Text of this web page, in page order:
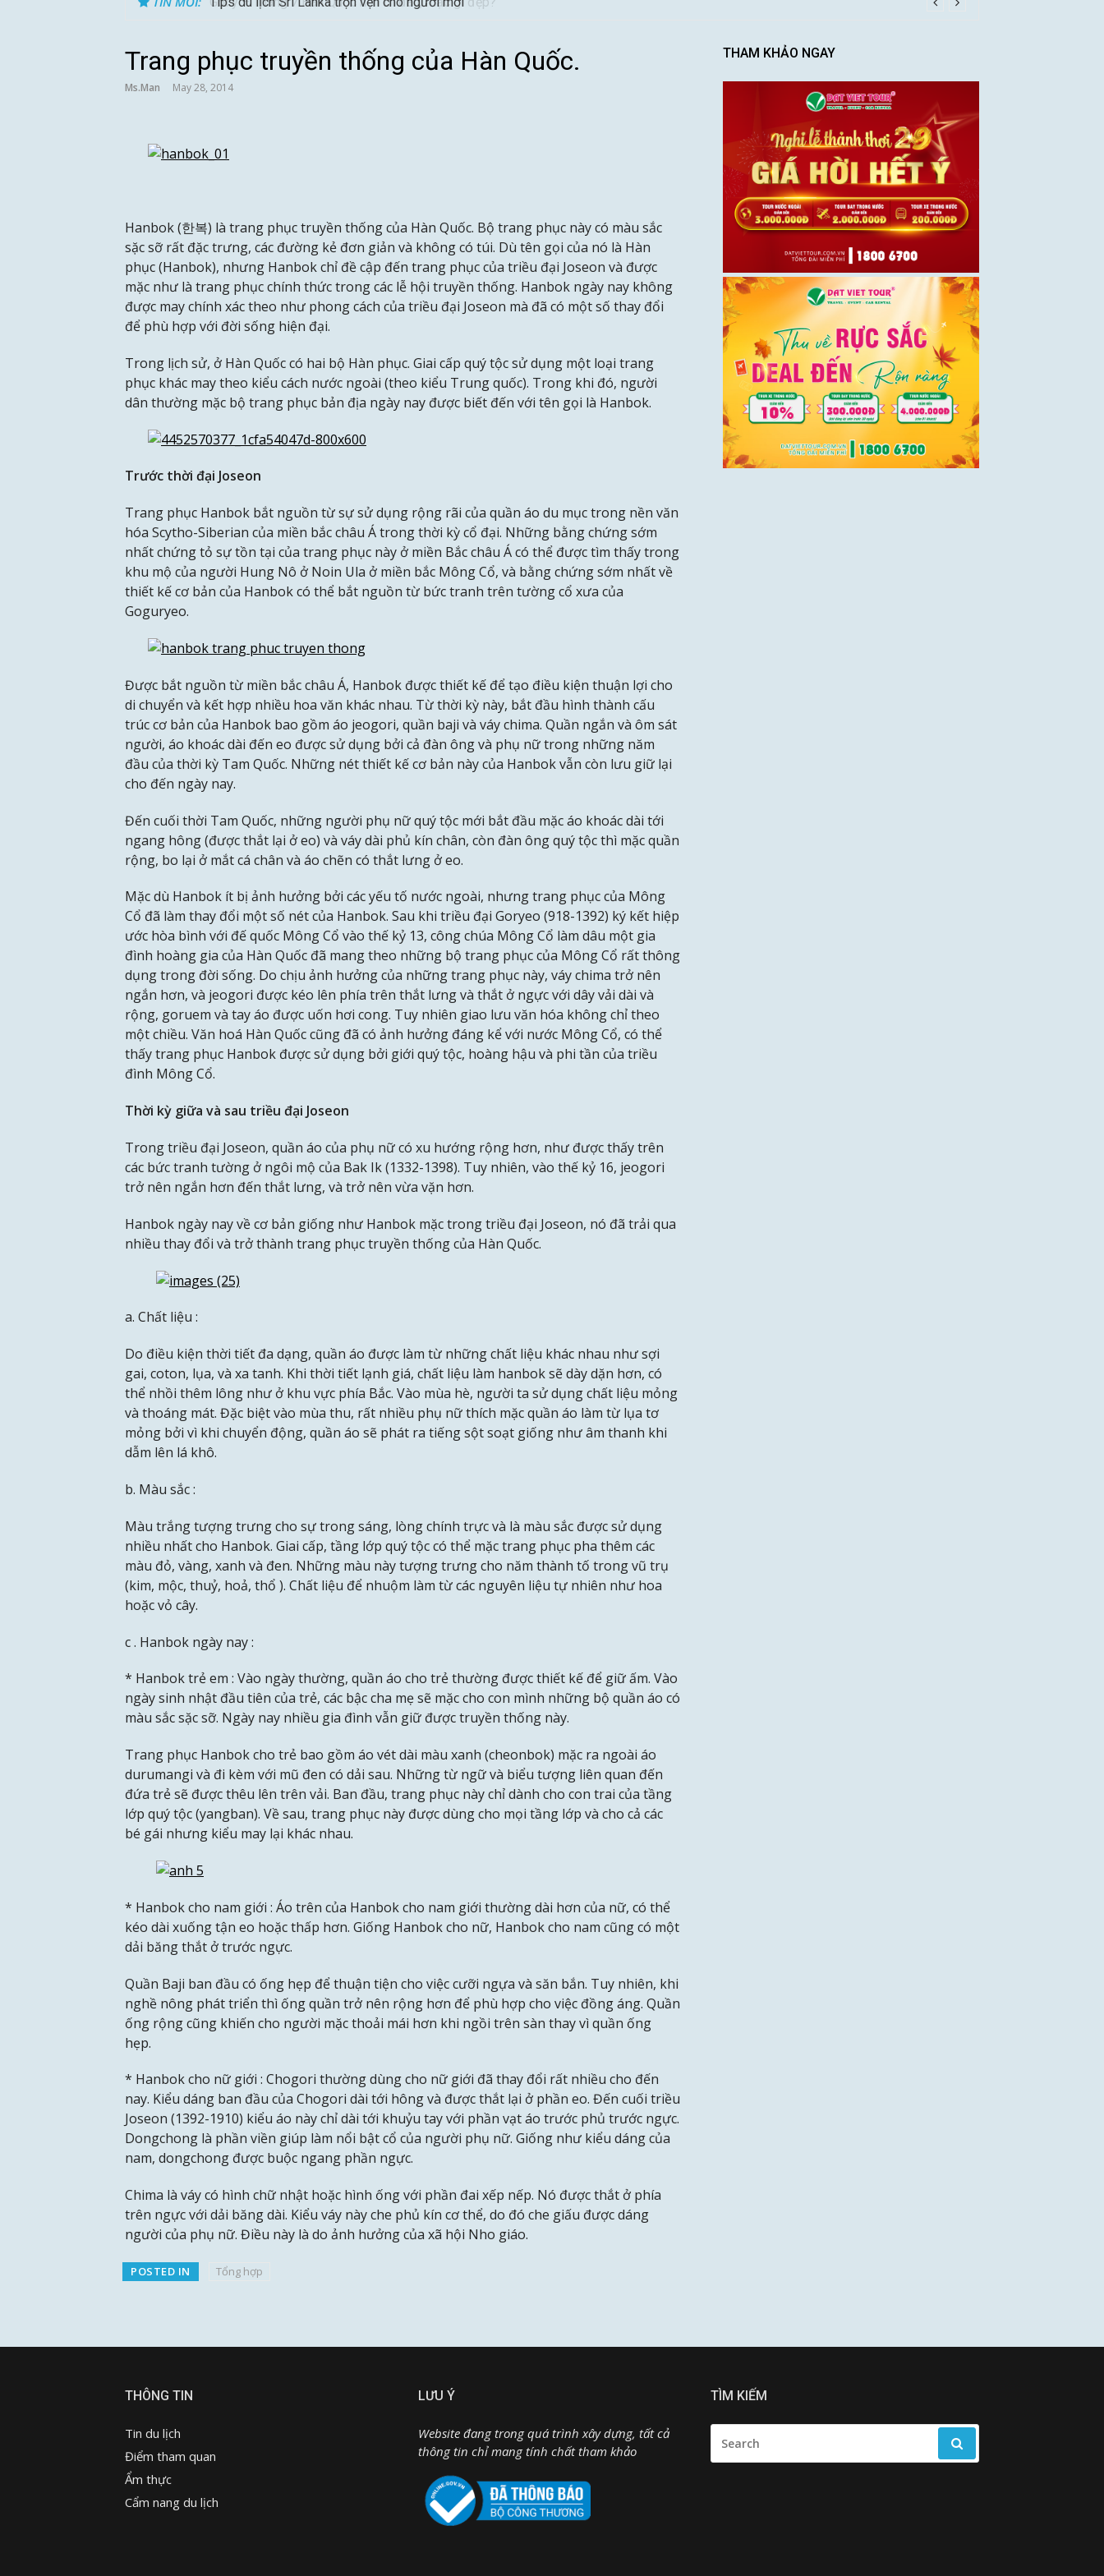
Trang phục truyền thống của Hàn Quốc.
Ms.Man May 28, 2014
Hanbok (한복) là trang phục truyền thống của Hàn Quốc. Bộ trang phục này có màu sắc
sặc sỡ rất đặc trưng, các đường kẻ đơn giản và không có túi. Dù tên gọi của nó là Hàn
phục (Hanbok), nhưng Hanbok chỉ đề cập đến trang phục của triều đại Joseon và được
mặc như là trang phục chính thức trong các lễ hội truyền thống. Hanbok ngày nay không
được may chính xác theo như phong cách của triều đại Joseon mà đã có một số thay đổi
để phù hợp với đời sống hiện đại.
Trong lịch sử, ở Hàn Quốc có hai bộ Hàn phục. Giai cấp quý tộc sử dụng một loại trang
phục khác may theo kiểu cách nước ngoài (theo kiểu Trung quốc). Trong khi đó, người
dân thường mặc bộ trang phục bản địa ngày nay được biết đến với tên gọi là Hanbok.
Trước thời đại Joseon
Trang phục Hanbok bắt nguồn từ sự sử dụng rộng rãi của quần áo du mục trong nền văn
hóa Scytho-Siberian của miền bắc châu Á trong thời kỳ cổ đại. Những bằng chứng sớm
nhất chứng tỏ sự tồn tại của trang phục này ở miền Bắc châu Á có thể được tìm thấy trong
khu mộ của người Hung Nô ở Noin Ula ở miền bắc Mông Cổ, và bằng chứng sớm nhất về
thiết kế cơ bản của Hanbok có thể bắt nguồn từ bức tranh trên tường cổ xưa của
Goguryeo.
Được bắt nguồn từ miền bắc châu Á, Hanbok được thiết kế để tạo điều kiện thuận lợi cho
di chuyển và kết hợp nhiều hoa văn khác nhau. Từ thời kỳ này, bắt đầu hình thành cấu
trúc cơ bản của Hanbok bao gồm áo jeogori, quần baji và váy chima. Quần ngắn và ôm sát
người, áo khoác dài đến eo được sử dụng bởi cả đàn ông và phụ nữ trong những năm
đầu của thời kỳ Tam Quốc. Những nét thiết kế cơ bản này của Hanbok vẫn còn lưu giữ lại
cho đến ngày nay.
Đến cuối thời Tam Quốc, những người phụ nữ quý tộc mới bắt đầu mặc áo khoác dài tới
ngang hông (được thắt lại ở eo) và váy dài phủ kín chân, còn đàn ông quý tộc thì mặc quần
rộng, bo lại ở mắt cá chân và áo chẽn có thắt lưng ở eo.
Mặc dù Hanbok ít bị ảnh hưởng bởi các yếu tố nước ngoài, nhưng trang phục của Mông
Cổ đã làm thay đổi một số nét của Hanbok. Sau khi triều đại Goryeo (918-1392) ký kết hiệp
ước hòa bình với đế quốc Mông Cổ vào thế kỷ 13, công chúa Mông Cổ làm dâu một gia
đình hoàng gia của Hàn Quốc đã mang theo những bộ trang phục của Mông Cổ rất thông
dụng trong đời sống. Do chịu ảnh hưởng của những trang phục này, váy chima trở nên
ngắn hơn, và jeogori được kéo lên phía trên thắt lưng và thắt ở ngực với dây vải dài và
rộng, goruem và tay áo được uốn hơi cong. Tuy nhiên giao lưu văn hóa không chỉ theo
một chiều. Văn hoá Hàn Quốc cũng đã có ảnh hưởng đáng kể với nước Mông Cổ, có thể
thấy trang phục Hanbok được sử dụng bởi giới quý tộc, hoàng hậu và phi tần của triều
đình Mông Cổ.
Thời kỳ giữa và sau triều đại Joseon
Trong triều đại Joseon, quần áo của phụ nữ có xu hướng rộng hơn, như được thấy trên
các bức tranh tường ở ngôi mộ của Bak Ik (1332-1398). Tuy nhiên, vào thế kỷ 16, jeogori
trở nên ngắn hơn đến thắt lưng, và trở nên vừa vặn hơn.
Hanbok ngày nay về cơ bản giống như Hanbok mặc trong triều đại Joseon, nó đã trải qua
nhiều thay đổi và trở thành trang phục truyền thống của Hàn Quốc.
a. Chất liệu :
Do điều kiện thời tiết đa dạng, quần áo được làm từ những chất liệu khác nhau như sợi
gai, coton, lụa, và xa tanh. Khi thời tiết lạnh giá, chất liệu làm hanbok sẽ dày dặn hơn, có
thể nhồi thêm lông như ở khu vực phía Bắc. Vào mùa hè, người ta sử dụng chất liệu mỏng
và thoáng mát. Đặc biệt vào mùa thu, rất nhiều phụ nữ thích mặc quần áo làm từ lụa tơ
mỏng bởi vì khi chuyển động, quần áo sẽ phát ra tiếng sột soạt giống như âm thanh khi
dẫm lên lá khô.
b. Màu sắc :
Màu trắng tượng trưng cho sự trong sáng, lòng chính trực và là màu sắc được sử dụng
nhiều nhất cho Hanbok. Giai cấp, tầng lớp quý tộc có thể mặc trang phục pha thêm các
màu đỏ, vàng, xanh và đen. Những màu này tượng trưng cho năm thành tố trong vũ trụ
(kim, mộc, thuỷ, hoả, thổ ). Chất liệu để nhuộm làm từ các nguyên liệu tự nhiên như hoa
hoặc vỏ cây.
c . Hanbok ngày nay :
* Hanbok trẻ em : Vào ngày thường, quần áo cho trẻ thường được thiết kế để giữ ấm. Vào
ngày sinh nhật đầu tiên của trẻ, các bậc cha mẹ sẽ mặc cho con mình những bộ quần áo có
màu sắc sặc sỡ. Ngày nay nhiều gia đình vẫn giữ được truyền thống này.
Trang phục Hanbok cho trẻ bao gồm áo vét dài màu xanh (cheonbok) mặc ra ngoài áo
durumangi và đi kèm với mũ đen có dải sau. Những từ ngữ và biểu tượng liên quan đến
đứa trẻ sẽ được thêu lên trên vải. Ban đầu, trang phục này chỉ dành cho con trai của tầng
lớp quý tộc (yangban). Về sau, trang phục này được dùng cho mọi tầng lớp và cho cả các
bé gái nhưng kiểu may lại khác nhau.
* Hanbok cho nam giới : Áo trên của Hanbok cho nam giới thường dài hơn của nữ, có thể
kéo dài xuống tận eo hoặc thấp hơn. Giống Hanbok cho nữ, Hanbok cho nam cũng có một
dải băng thắt ở trước ngực.
Quần Baji ban đầu có ống hẹp để thuận tiện cho việc cưỡi ngựa và săn bắn. Tuy nhiên, khi
nghề nông phát triển thì ống quần trở nên rộng hơn để phù hợp cho việc đồng áng. Quần
ống rộng cũng khiến cho người mặc thoải mái hơn khi ngồi trên sàn thay vì quần ống
hẹp.
* Hanbok cho nữ giới : Chogori thường dùng cho nữ giới đã thay đổi rất nhiều cho đến
nay. Kiểu dáng ban đầu của Chogori dài tới hông và được thắt lại ở phần eo. Đến cuối triều
Joseon (1392-1910) kiểu áo này chỉ dài tới khuỷu tay với phần vạt áo trước phủ trước ngực.
Dongchong là phần viền giúp làm nổi bật cổ của người phụ nữ. Giống như kiểu dáng của
nam, dongchong được buộc ngang phần ngực.
Chima là váy có hình chữ nhật hoặc hình ống với phần đai xếp nếp. Nó được thắt ở phía
trên ngực với dải băng dài. Kiểu váy này che phủ kín cơ thể, do đó che giấu được dáng
người của phụ nữ. Điều này là do ảnh hưởng của xã hội Nho giáo.
POSTED IN Tổng hợp
THAM KHẢO NGAY
THÔNG TIN
Tin du lịch
Điểm tham quan
Ẩm thực
Cẩm nang du lịch
LƯU Ý
Website đang trong quá trình xây dựng, tất cả
thông tin chỉ mang tính chất tham khảo
TÌM KIẾM
FOR: